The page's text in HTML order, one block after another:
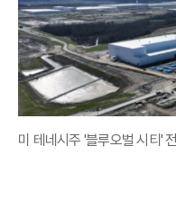
미 테네시주 '블루오벌 시티'